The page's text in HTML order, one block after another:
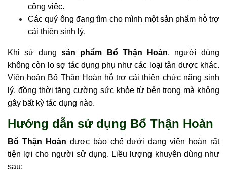
công việc.
Các quý ông đang tìm cho mình một sản phẩm hỗ trợ
cải thiện sinh lý.
Khi sử dụngsản phẩm Bổ Thận Hoàn, người dùng
không còn lo sợ tác dụng phụ như các loại tân dược khác.
Viên hoàn Bổ Thận Hoàn hỗ trợ cải thiện chức năng sinh
lý, đồng thời tăng cường sức khỏe từ bên trong mà không
gây bất kỳ tác dụng nào.
Hướng dẫn sử dụng Bổ Thận Hoàn
Bổ Thận Hoàn được bào chế dưới dạng viên hoàn rất
tiện lợi cho người sử dụng. Liều lượng khuyên dùng như
sau: